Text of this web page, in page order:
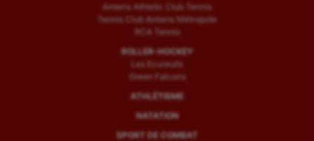
Amiens Athletic Club Tennis
Tennis Club Amiens Métropole
RCA Tennis
ROLLER-HOCKEY
Les Ecureuils
Green Falcons
ATHLÉTISME
NATATION
SPORT DE COMBAT